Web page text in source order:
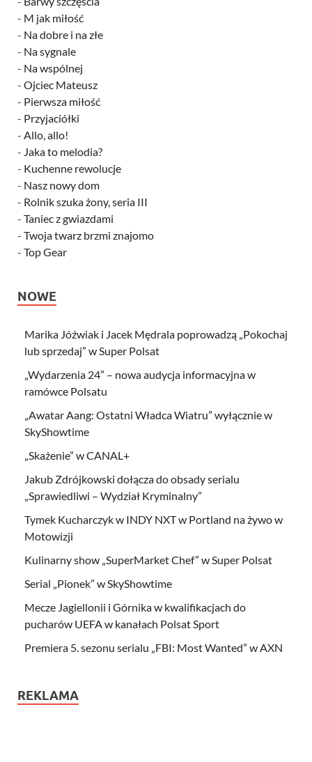
- M jak miłość
- Na dobre i na złe
- Na sygnale
- Na wspólnej
- Ojciec Mateusz
- Pierwsza miłość
- Przyjaciółki
- Allo, allo!
- Jaka to melodia?
- Kuchenne rewolucje
- Nasz nowy dom
- Rolnik szuka żony, seria III
- Taniec z gwiazdami
- Twoja twarz brzmi znajomo
- Top Gear
NOWE
Marika Jóźwiak i Jacek Mędrala poprowadzą „Pokochaj
lub sprzedaj” w Super Polsat
„Wydarzenia 24” – nowa audycja informacyjna w
ramówce Polsatu
„Awatar Aang: Ostatni Władca Wiatru” wyłącznie w
SkyShowtime
„Skażenie” w CANAL+
Jakub Zdrójkowski dołącza do obsady serialu
„Sprawiedliwi – Wydział Kryminalny”
Tymek Kucharczyk w INDY NXT w Portland na żywo w
Motowizji
Kulinarny show „SuperMarket Chef” w Super Polsat
Serial „Pionek” w SkyShowtime
Mecze Jagiellonii i Górnika w kwalifikacjach do
pucharów UEFA w kanałach Polsat Sport
Premiera 5. sezonu serialu „FBI: Most Wanted” w AXN
REKLAMA